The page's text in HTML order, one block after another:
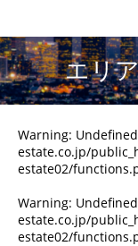
エリ
Warning:
estate.co.jp/
estate02/
Warning:
estate.co.jp/
estate02/